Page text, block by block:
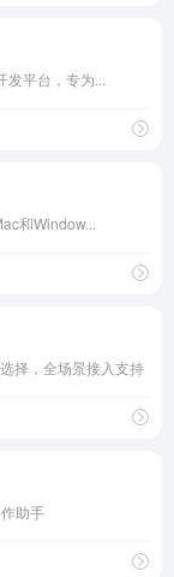
发平台，专为...
和Window...
择，全场景接入支持
助手